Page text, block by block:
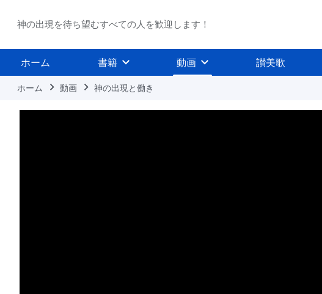
神の出現を待ち望むすべての人を歓迎します！
ホーム 書籍 動画 讃美歌
ホーム 動画 神の出現と働き